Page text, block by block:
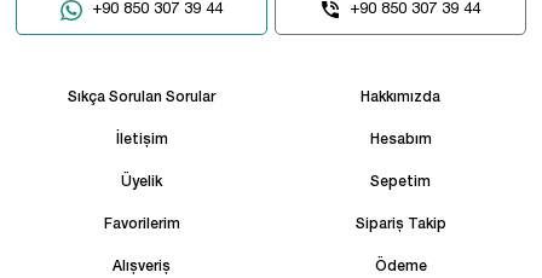
+90 850 307 39 44 +90 850 307 39 44
Sıkça Sorulan Sorular Hakkımızda
İletişim Hesabım
Üyelik Sepetim
Favorilerim Sipariş Takip
Alışveriş Ödeme